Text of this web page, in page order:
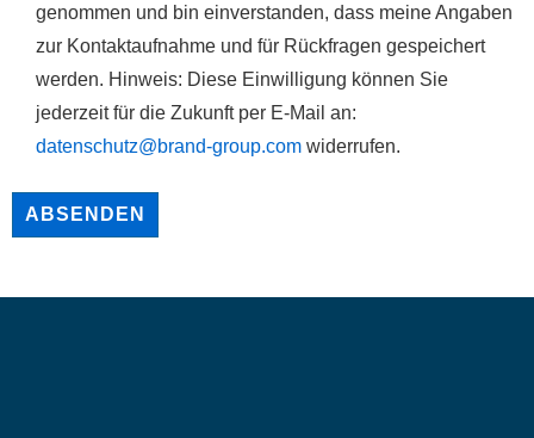
genommen und bin einverstanden, dass meine Angaben
zur Kontaktaufnahme und für Rückfragen gespeichert
werden. Hinweis: Diese Einwilligung können Sie
jederzeit für die Zukunft per E-Mail an:
datenschutz@brand-group.com widerrufen.
ABSENDEN